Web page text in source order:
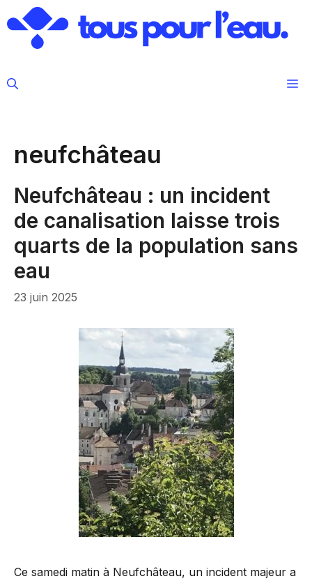
au
contenu
neufchâteau
Neufchâteau : un incident
de canalisation laisse trois
quarts de la population sans
eau
23 juin 2025
Ce samedi matin à Neufchâteau, un incident majeur a